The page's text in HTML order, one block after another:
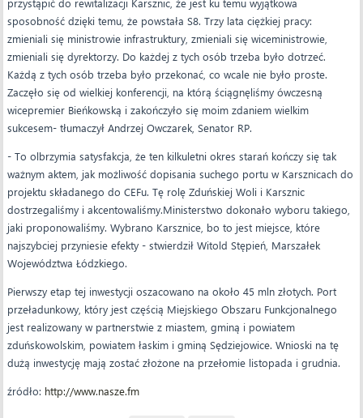
przystąpić do rewitalizacji Karsznic, że jest ku temu wyjątkowa
sposobność dzięki temu, że powstała S8. Trzy lata ciężkiej pracy:
zmieniali się ministrowie infrastruktury, zmieniali się wiceministrowie,
zmieniali się dyrektorzy. Do każdej z tych osób trzeba było dotrzeć.
Każdą z tych osób trzeba było przekonać, co wcale nie było proste.
Zaczęło się od wielkiej konferencji, na którą ściągnęliśmy ówczesną
wicepremier Bieńkowską i zakończyło się moim zdaniem wielkim
sukcesem- tłumaczył Andrzej Owczarek, Senator RP.
- To olbrzymia satysfakcja, że ten kilkuletni okres starań kończy się tak
ważnym aktem, jak możliwość dopisania suchego portu w Karsznicach do
projektu składanego do CEFu. Tę rolę Zduńskiej Woli i Karsznic
dostrzegaliśmy i akcentowaliśmy.Ministerstwo dokonało wyboru takiego,
jaki proponowaliśmy. Wybrano Karsznice, bo to jest miejsce, które
najszybciej przyniesie efekty - stwierdził Witold Stępień, Marszałek
Województwa Łódzkiego.
Pierwszy etap tej inwestycji oszacowano na około 45 mln złotych. Port
przeładunkowy, który jest częścią Miejskiego Obszaru Funkcjonalnego
jest realizowany w partnerstwie z miastem, gminą i powiatem
zduńskowolskim, powiatem łaskim i gminą Sędziejowice. Wnioski na tę
dużą inwestycję mają zostać złożone na przełomie listopada i grudnia.
źródło: http://www.nasze.fm